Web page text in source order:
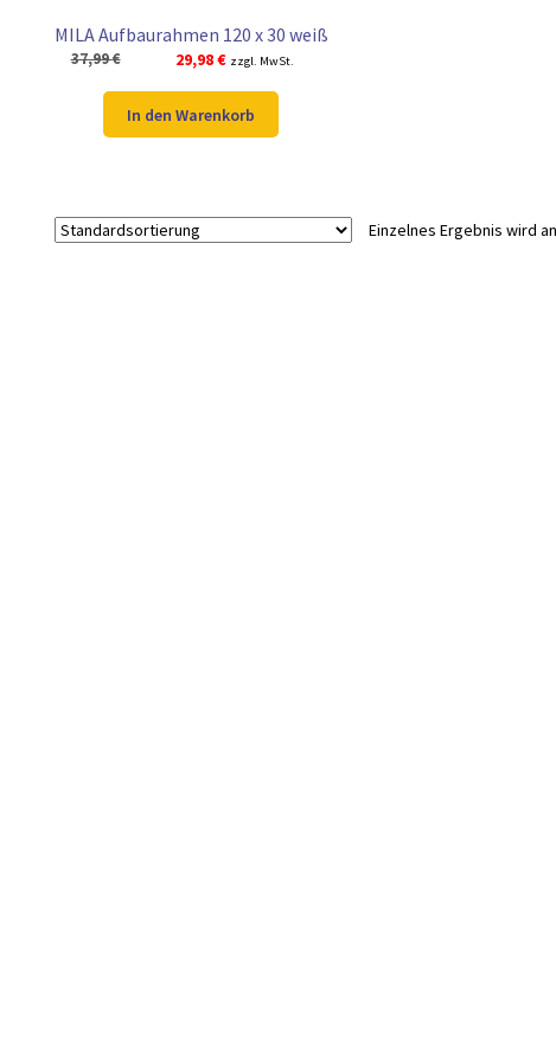
MILA Aufbaurahmen 120 x 30 weiß
37,99€
Ursprünglicher
war:
37,99 €
29,98€Aktueller
ist:
29,98 €.
zzgl. MwSt.
In den Warenkorb
Einzelnes Ergebnis wird